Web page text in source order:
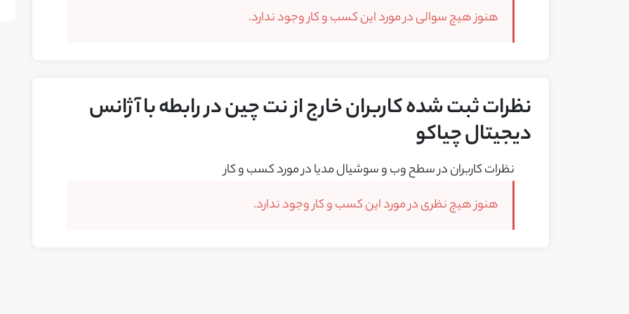
هنوز هیچ سوالی در مورد این کسب و کار وجود ندارد.
نظرات ثبت شده کاربران خارج از نت چین در رابطه با آژانس
دیجیتال چیاکو
نظرات کاربران در سطح وب و سوشیال مدیا در مورد کسب و کار
هنوز هیچ نظری در مورد این کسب و کار وجود ندارد.